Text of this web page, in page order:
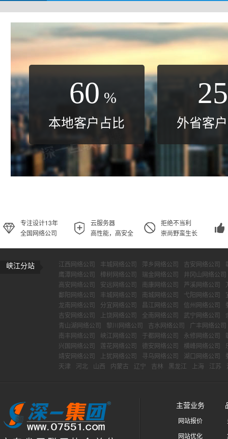
60 %
本地客户占比
25
外省客
专注设计13年
全国网络公司
云服务器
高性能，高安全
拒绝不当利
崇尚野蛮生长
峡江分站 江西网络公司 丰城网络公司 萍乡网络公司 吉安网络公司
鹰潭网络公司
樟树网络公司 瑞金网络公司
井冈山网络公司
高安网络公司
安远网络公司 南康网络公司 芦溪网络公司
鄱阳网络公司
丰城网络公司 南城网络公司 弋阳网络公司
龙南网络公司
分宜网络公司 昌江网络公司 信州网络公司
吉安网络公司
上饶网络公司 全南网络公司 武宁网络公司
青山湖网络公司
黎川网络公司 吉水网络公司
广丰网络公司
南丰网络公司
峡江网络公司 于都网络公司 永修网络公司
兴国网络公司
莲花网络公司 德安网络公司 横峰网络公司
靖安网络公司
上犹网络公司 寻乌网络公司 湖口网络公司
天津
河北 山西 内蒙古 辽宁 吉林 黑龙江 上海 江苏
主营业务
网站报价
网站优化